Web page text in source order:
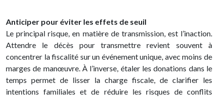
Anticiper pour éviter les effets de seuil
Le principal risque, en matière de transmission, est l’inaction.
Attendre le décès pour transmettre revient souvent à
concentrer la fiscalité sur un événement unique, avec moins de
marges de manœuvre. À l’inverse, étaler les donations dans le
temps permet de lisser la charge fiscale, de clarifier les
intentions familiales et de réduire les risques de conflits